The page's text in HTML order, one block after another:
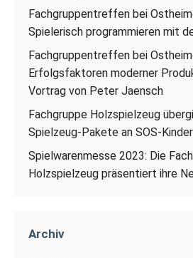
Fachgruppentreffen bei
Spielerisch programmieren mit
Fachgruppentreffen bei
Erfolgsfaktoren moderner
Vortrag von Peter Jaensch
Fachgruppe Holzspielzeug
Spielzeug-Pakete an SOS-
Spielwarenmesse 2023: Die
Holzspielzeug präsentiert ihre
Archiv